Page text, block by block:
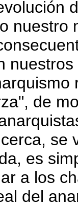
nuestro
de
se
es
a los
del